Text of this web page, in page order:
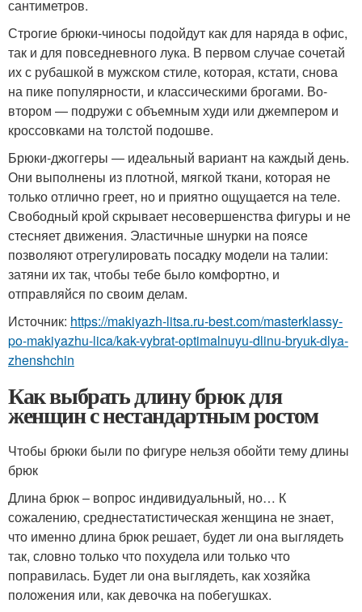
сантиметров.
Строгие брюки-чиносы подойдут как для наряда в офис,
так и для повседневного лука. В первом случае сочетай
их с рубашкой в мужском стиле, которая, кстати, снова
на пике популярности, и классическими брогами. Во-
втором — подружи с объемным худи или джемпером и
кроссовками на толстой подошве.
Брюки-джоггеры — идеальный вариант на каждый день.
Они выполнены из плотной, мягкой ткани, которая не
только отлично греет, но и приятно ощущается на теле.
Свободный крой скрывает несовершенства фигуры и не
стесняет движения. Эластичные шнурки на поясе
позволяют отрегулировать посадку модели на талии:
затяни их так, чтобы тебе было комфортно, и
отправляйся по своим делам.
Источник: https://makiyazh-litsa.ru-best.com/masterklassy-
po-makiyazhu-lica/kak-vybrat-optimalnuyu-dlinu-bryuk-dlya-
zhenshchin
Как выбрать длину брюк для
женщин с нестандартным ростом
Чтобы брюки были по фигуре нельзя обойти тему длины
брюк
Длина брюк – вопрос индивидуальный, но… К
сожалению, среднестатистическая женщина не знает,
что именно длина брюк решает, будет ли она выглядеть
так, словно только что похудела или только что
поправилась. Будет ли она выглядеть, как хозяйка
положения или, как девочка на побегушках.